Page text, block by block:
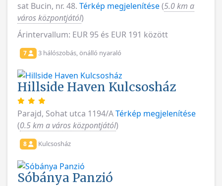
sat Bucin, nr. 48. Térkép megjelenítése(5.0 km a
város központjától)
Árintervallum: EUR 95 és EUR 191 között
7 3 hálószobás, önálló nyaraló
Hillside Haven Kulcsosház
Parajd, Sohat utca 1194/ATérkép megjelenítése
(0.5 km a város központjától)
8 Kulcsosház
Sóbánya Panzió